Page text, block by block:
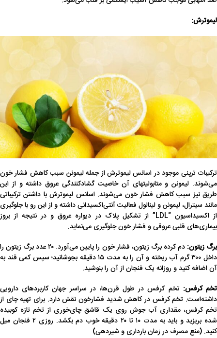
لیموترش:
ترکیبات ترپنی موجود در اسانس لیموترش از جمله لیمونن سبب کاهش فشار خون
می‌شوند. لیمونن و متابولیتهای آن خاصیت گشادکنندگی عروق داشته و از این
طریق نیز سبب کاهش فشار خون می‌شوند. اسانس لیموترش با داشتن ترکیباتی
مانند سیترال، لیمونن و لینالول فعالیت آنتی‌اکسیدانی داشته و از این رو با جلوگیری
از اکسیداسیون “LDL” از تشکیل پلاک در دیواره عروق و در نتیجه از بروز
بیماری‌های قلبی عروقی و فشار خون جلوگیری می‌نماید.
برگ زیتون:
دم کرده برگ زیتون، فشار خون را پایین می‌آورد. ۲۰ عدد برگ زیتون را
داخل ۳۰۰ گرم آب ریخته و آن را به مدت ۱۵ دقیقه بجوشانید؛ سپس کمی قند به
آن اضافه کنید و روزانه یک فنجان از آن را بنوشید.
تخم کرفس: تخم کرفس در طول قرن‌ها، در سراسر جهان کاربردهای دارویی
داشته‌است. تخم کرفس در کاهش شدید فشارخون نقش دارد. برای تهیه چای از
تخم کرفس، مقداری آب جوش روی یک قاشق چای‌خوری از تخم تازه کوبیده
شده بریزید و باید به مدت ۱۰ تا ۲۰ دقیقه خوب دم بکشد. روزی ۲ فنجان میل
کنید. (منع مصرف در زمان بارداری و شیردهی)